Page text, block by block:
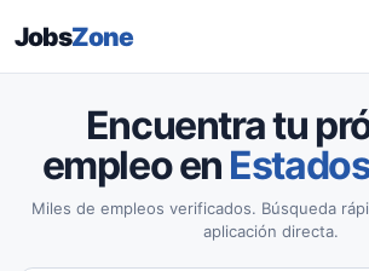
JobsZone
Encuentra tu
empleo en
Miles de empleos verificados. Búsqueda
aplicación directa.